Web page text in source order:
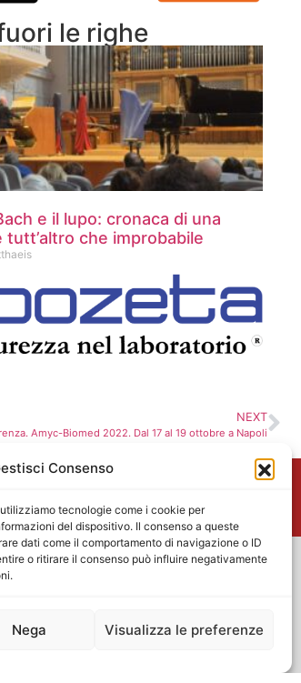
Consenso
tecnologie come i cookie per
del dispositivo. Il consenso a queste
dati come il comportamento di navigazione o ID
o ritirare il consenso può influire negativamente
Nega Visualizza le preferenze
le righe
e il lupo: cronaca di una
tutt’altro che improbabile
NEXT
Amyc-Biomed 2022. Dal 17 al 19 ottobre a Napoli